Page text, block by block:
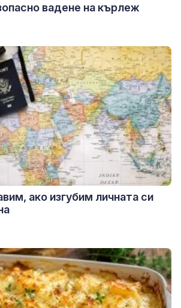
вадене на кърлеж
ако изгубим личната си